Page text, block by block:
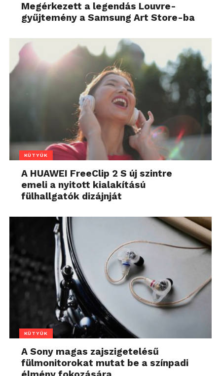
Megérkezett a legendás Louvre-
gyűjtemény a Samsung Art Store-ba
KÜTYÜK
A HUAWEI FreeClip 2 S új szintre
emeli a nyitott kialakítású
fülhallgatók dizájnját
KÜTYÜK
A Sony magas zajszigetelésű
fülmonitorokat mutat be a színpadi